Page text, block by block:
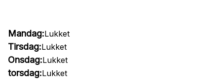
Mandag:Lukket
Tirsdag:Lukket
Onsdag:Lukket
torsdag:Lukket